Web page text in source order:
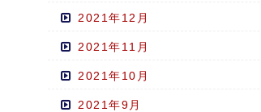
2021年12月
2021年11月
2021年10月
2021年9月